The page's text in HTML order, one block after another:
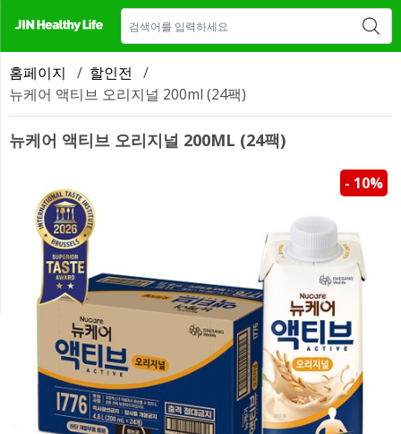
장 안내 새소식 CONTACT US
홈페이지 / 할인전
/
뉴케어 액티브 오리지널 200ml (24팩)
뉴케어 액티브 오리지널 200ML (24팩)
- 10%